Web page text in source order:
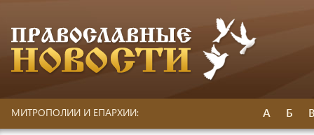
МИТРОПОЛИИ И ЕПАРХИИ: А Б